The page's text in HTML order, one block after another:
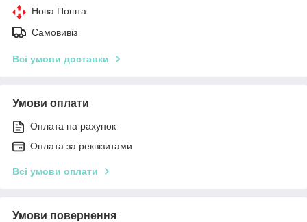
Нова Пошта
Самовивіз
Всі умови доставки
Умови оплати
Оплата на рахунок
Оплата за реквізитами
Всі умови оплати
Умови повернення